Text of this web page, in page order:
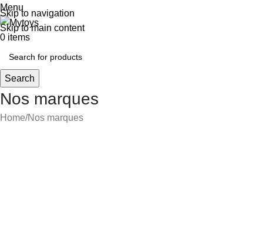
Skip to navigation
Skip to main content
Menu
0 items
Search
Nos marques
Home Nos marques